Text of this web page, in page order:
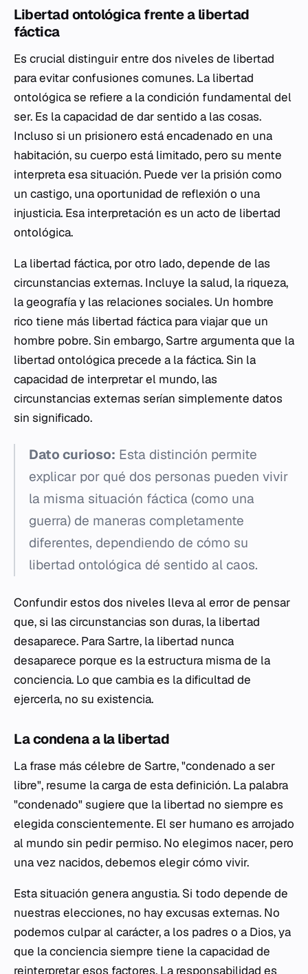
Libertad ontológica frente a libertad
fáctica
Es crucial distinguir entre dos niveles de libertad
para evitar confusiones comunes. La libertad
ontológica se refiere a la condición fundamental del
ser. Es la capacidad de dar sentido a las cosas.
Incluso si un prisionero está encadenado en una
habitación, su cuerpo está limitado, pero su mente
interpreta esa situación. Puede ver la prisión como
un castigo, una oportunidad de reflexión o una
injusticia. Esa interpretación es un acto de libertad
ontológica.
La libertad fáctica, por otro lado, depende de las
circunstancias externas. Incluye la salud, la riqueza,
la geografía y las relaciones sociales. Un hombre
rico tiene más libertad fáctica para viajar que un
hombre pobre. Sin embargo, Sartre argumenta que la
libertad ontológica precede a la fáctica. Sin la
capacidad de interpretar el mundo, las
circunstancias externas serían simplemente datos
sin significado.
Dato curioso: Esta distinción permite
explicar por qué dos personas pueden vivir
la misma situación fáctica (como una
guerra) de maneras completamente
diferentes, dependiendo de cómo su
libertad ontológica dé sentido al caos.
Confundir estos dos niveles lleva al error de pensar
que, si las circunstancias son duras, la libertad
desaparece. Para Sartre, la libertad nunca
desaparece porque es la estructura misma de la
conciencia. Lo que cambia es la dificultad de
ejercerla, no su existencia.
La condena a la libertad
La frase más célebre de Sartre, "condenado a ser
libre", resume la carga de esta definición. La palabra
"condenado" sugiere que la libertad no siempre es
elegida conscientemente. El ser humano es arrojado
al mundo sin pedir permiso. No elegimos nacer, pero
una vez nacidos, debemos elegir cómo vivir.
Esta situación genera angustia. Si todo depende de
nuestras elecciones, no hay excusas externas. No
podemos culpar al carácter, a los padres o a Dios, ya
que la conciencia siempre tiene la capacidad de
reinterpretar esos factores. La responsabilidad es